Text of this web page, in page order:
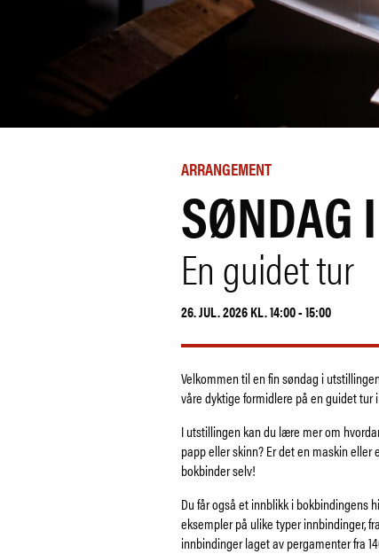
ARRANGEMENT
SØNDAG
En guidet tur
26. JUL. 2026 KL. 14:00 - 15:00
Velkommen til en fin søndag i
våre dyktige formidlere på en guidet
I utstillingen kan du lære mer om
papp eller skinn? Er det en maskin
bokbinder selv!
Du får også et innblikk i bokbindingens
eksempler på ulike typer innbindinger,
innbindinger laget av pergamenter fra